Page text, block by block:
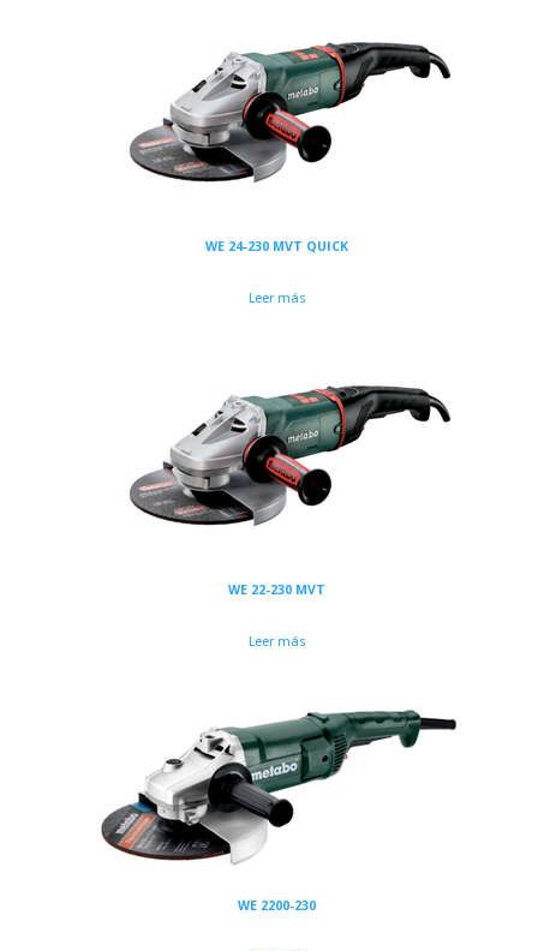
WE 24-230 MVT QUICK
Leer más
WE 22-230 MVT
Leer más
WE 2200-230